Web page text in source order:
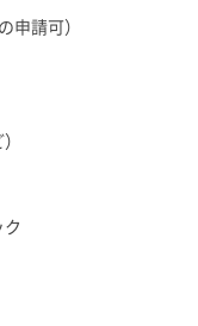
申請可）